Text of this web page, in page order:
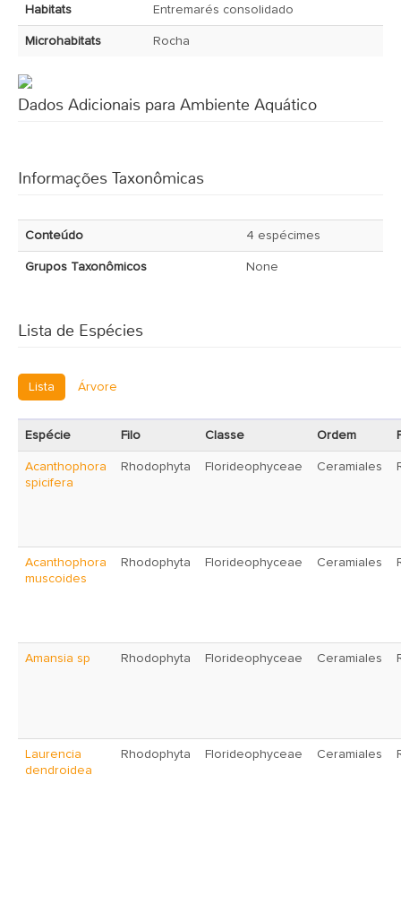
Habitats Entremarés consolidado
Microhabitats Rocha
Dados Adicionais para Ambiente Aquático
Informações Taxonômicas
Conteúdo 4 espécimes
Grupos Taxonômicos None
Lista de Espécies
Lista Árvore
Espécie Filo Classe Ordem
Acanthophora
spicifera
Rhodophyta Florideophyceae Ceramiales
Acanthophora
muscoides
Rhodophyta Florideophyceae Ceramiales
Amansia sp Rhodophyta Florideophyceae Ceramiales
Laurencia
dendroidea
Rhodophyta Florideophyceae Ceramiales